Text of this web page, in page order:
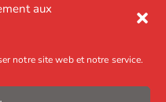
aux
notre site web et notre service.